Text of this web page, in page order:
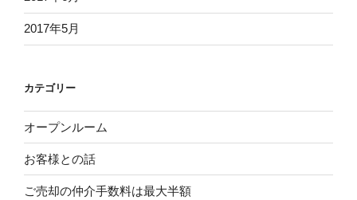
2017年5月
カテゴリー
オープンルーム
お客様との話
ご売却の仲介手数料は最大半額